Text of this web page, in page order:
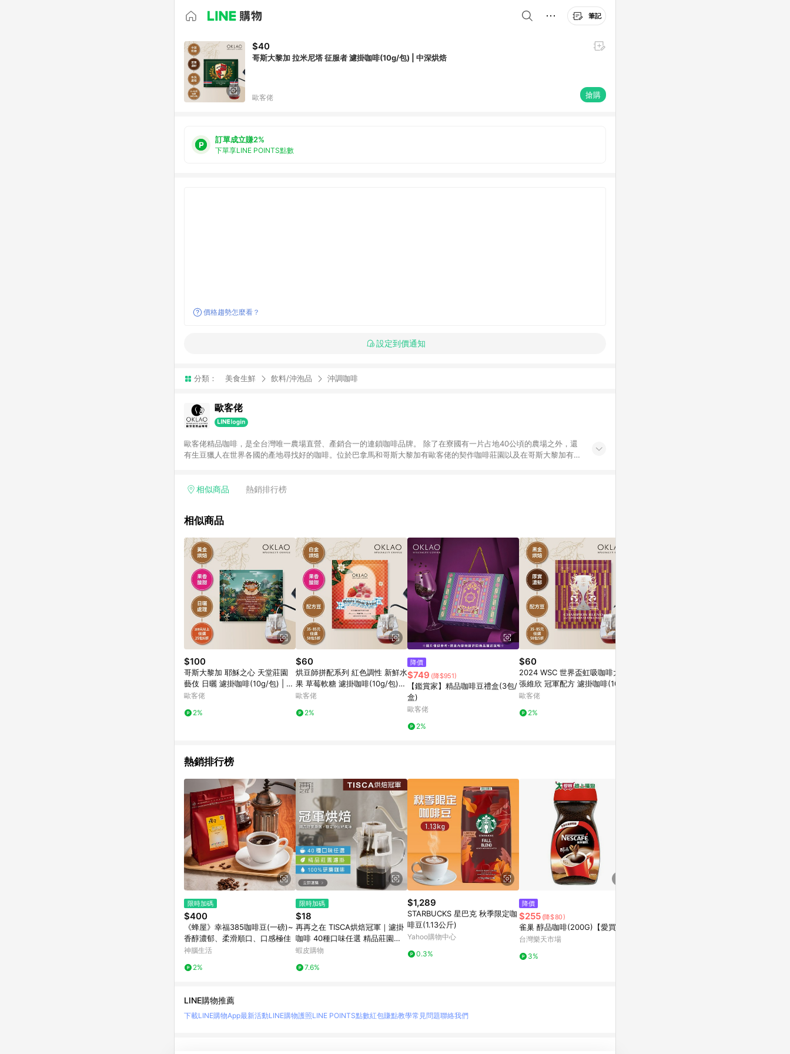
筆記
$40
哥斯大黎加 拉米尼塔 征服者 濾掛咖啡(10g/包) | 中深烘焙
歐客佬 搶購
訂單成立賺2%
下單享LINE POINTS點數
價格趨勢怎麼看？
設定到價通知
分類： 美食生鮮 飲料/沖泡品 沖調咖啡
歐客佬
歐客佬精品咖啡，是全台灣唯一農場直營、產銷合一的連鎖咖啡品牌。 除了在寮國有一片占地40公頃的農場之外，還
有生豆獵人在世界各國的產地尋找好的咖啡。位於巴拿馬和哥斯大黎加有歐客佬的契作咖啡莊園以及在哥斯大黎加有生
才，更榮獲2018世界盃虹吸式咖啡大賽〈WSC〉亞軍。 從產地種植到一杯咖啡，歐客佬以最高的標準把關每個細節與
相似商品 熱銷排行榜
相似商品
$100
哥斯大黎加 耶穌之心 天堂莊園
藝伎 日曬 濾掛咖啡(10g/包) | 黃
金烘焙
歐客佬
2%
$60
烘豆師拼配系列 紅色調性 新鮮水
果 草莓軟糖 濾掛咖啡(10g/包)｜
白金烘焙
歐客佬
2%
降價
$749 (降$951)
【鑑賞家】精品咖啡豆禮盒(3包/
盒)
歐客佬
2%
$60
2024 WSC 世界盃虹吸咖啡大賽
張維欣 冠軍配方 濾掛咖啡(10g/
包) | 黑金烘焙
歐客佬
2%
熱銷排行榜
限時加碼
$400
《蜂屋》幸福385咖啡豆(一磅)~
香醇濃郁、柔滑順口、口感極佳
神腦生活
2%
限時加碼
$18
再再之在 TISCA烘焙冠軍｜濾掛
咖啡 40種口味任選 精品莊園濾
掛 耳掛咖啡 耳掛式咖啡 濾掛式
蝦皮購物
7.6%
$1,289
STARBUCKS 星巴克 秋季限定咖
啡豆(1.13公斤)
Yahoo購物中心
0.3%
降價
$255 (降$80)
雀巢 醇品咖啡(200G)【愛買】
台灣樂天市場
3%
LINE購物推薦
下載LINE購物App最新活動LINE購物護照LINE POINTS點數紅包賺點教學常見問題聯絡我們